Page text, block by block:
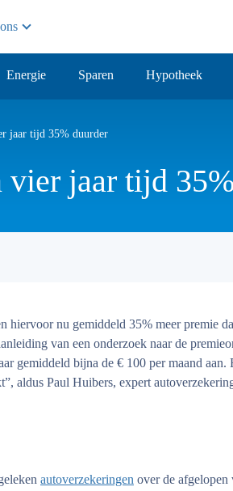
Energie Sparen Hypotheek
jaar tijd 35% duurder
jaar tijd
hiervoor nu gemiddeld 35% meer premie
van een onderzoek naar de
gemiddeld bijna de € 100 per maand aan.
aldus Paul Huibers, expert
autoverzekeringen over de afgelopen